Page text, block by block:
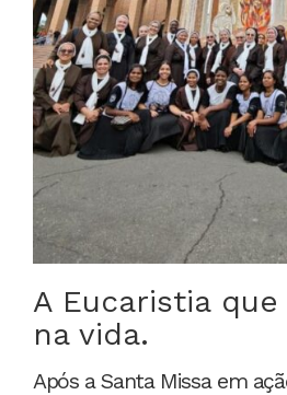
A Eucaristia
na vida.
Após a Santa Missa em